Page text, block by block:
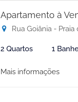
Apartamento à
Rua Goiânia -
2 Quartos 1
Mais informações